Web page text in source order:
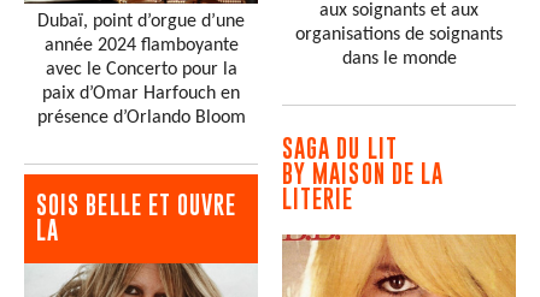
Dubaï, point d’orgue d’une
année 2024 flamboyante
avec le Concerto pour la
paix d’Omar Harfouch en
présence d’Orlando Bloom
SOIS BELLE ET OUVRE
LA
aux soignants et aux
organisations de soignants
dans le monde
SAGA DU LIT
BY MAISON DE LA
LITERIE